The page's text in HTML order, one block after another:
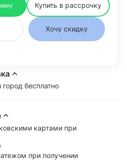
Купить в рассрочку
Хочу скидку
бесплатно
картами при
при получении